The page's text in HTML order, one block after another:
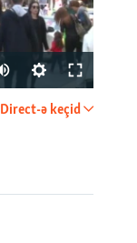
Direct-ə keçid